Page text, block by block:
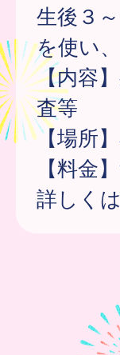
生後３
を使い
【内容
査等
【場所
【料金
詳しくは